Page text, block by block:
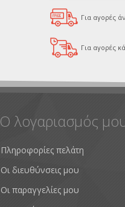
Για αγορές
Για αγορές
Ο λογαριασμός
Πληροφορίες πελάτη
Οι διευθύνσεις μου
Οι παραγγελίες μου